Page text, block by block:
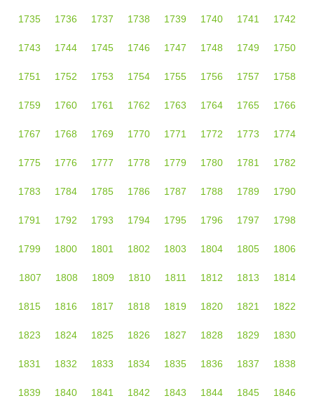
1735 1736 1737 1738 1739 1740 1741 1742
1743 1744 1745 1746 1747 1748 1749 1750
1751 1752 1753 1754 1755 1756 1757 1758
1759 1760 1761 1762 1763 1764 1765 1766
1767 1768 1769 1770 1771 1772 1773 1774
1775 1776 1777 1778 1779 1780 1781 1782
1783 1784 1785 1786 1787 1788 1789 1790
1791 1792 1793 1794 1795 1796 1797 1798
1799 1800 1801 1802 1803 1804 1805 1806
1807 1808 1809 1810 1811 1812 1813 1814
1815 1816 1817 1818 1819 1820 1821 1822
1823 1824 1825 1826 1827 1828 1829 1830
1831 1832 1833 1834 1835 1836 1837 1838
1839 1840 1841 1842 1843 1844 1845 1846